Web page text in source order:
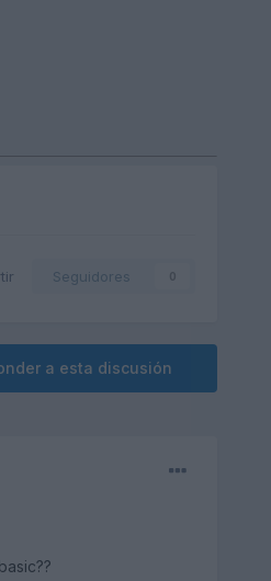
Seguidores 0
a esta discusión